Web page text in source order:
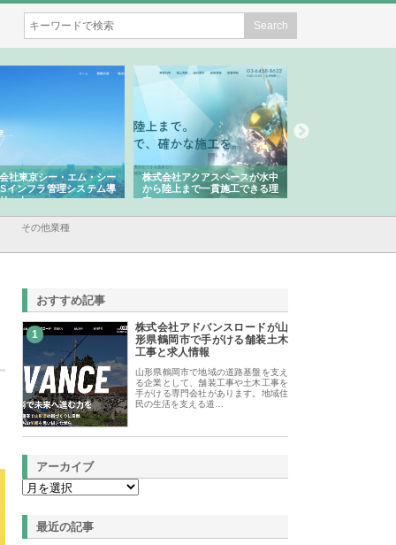
社アクアスペースが水中
上まで一貫施工できる理
株式会社地盤調査事務所が選ば
れ続ける理由と建設コンサルの
強み
その他業種
おすすめ記事
1
株式会社アドバンスロードが山
形県鶴岡市で手がける舗装土木
工事と求人情報
山形県鶴岡市で地域の道路基盤を支え
る企業として、舗装工事や土木工事を
手がける専門会社があります。地域住
民の生活を支える道…
アーカイブ
最近の記事